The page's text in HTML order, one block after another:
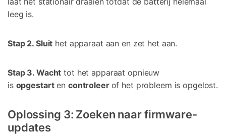
leeg is.
Stap 2. Sluit het apparaat aan en zet het aan.
Stap 3. Wacht tot het apparaat opnieuw
is opgestart en controleer of het probleem is opgelost.
Oplossing 3: Zoeken naar firmware-
updates